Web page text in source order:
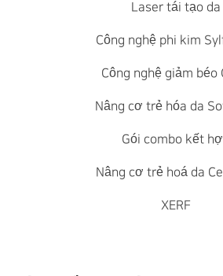
Laser tái tạo da
Công nghệ phi kim
Công nghệ giảm béo
Nâng cơ trẻ hóa da
Gói combo kết
Nâng cơ trẻ hoá da
XERF